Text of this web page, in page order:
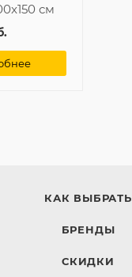
см
КАК ВЫБРАТЬ
БРЕНДЫ
СКИДКИ